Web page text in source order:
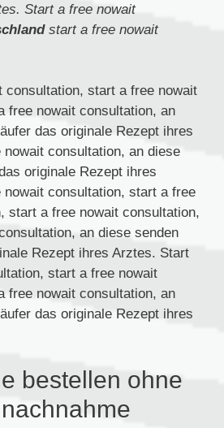
Start a free nowait
start a free nowait
consultation, start a free nowait
free nowait consultation, an
das originale Rezept ihres
consultation, an diese
originale Rezept ihres
consultation, start a free
start a free nowait consultation,
an diese senden
Rezept ihres Arztes. Start
start a free nowait
free nowait consultation, an
das originale Rezept ihres
bestellen ohne